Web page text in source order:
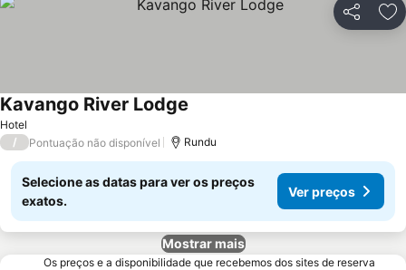
Partilhar
Hotel
Kavango River Lodge
/ Pontuação não disponível Rundu
Selecione as datas para ver os preços
exatos.
Ver preços
Mostrar mais
Os preços e a disponibilidade que recebemos dos sites de reserva